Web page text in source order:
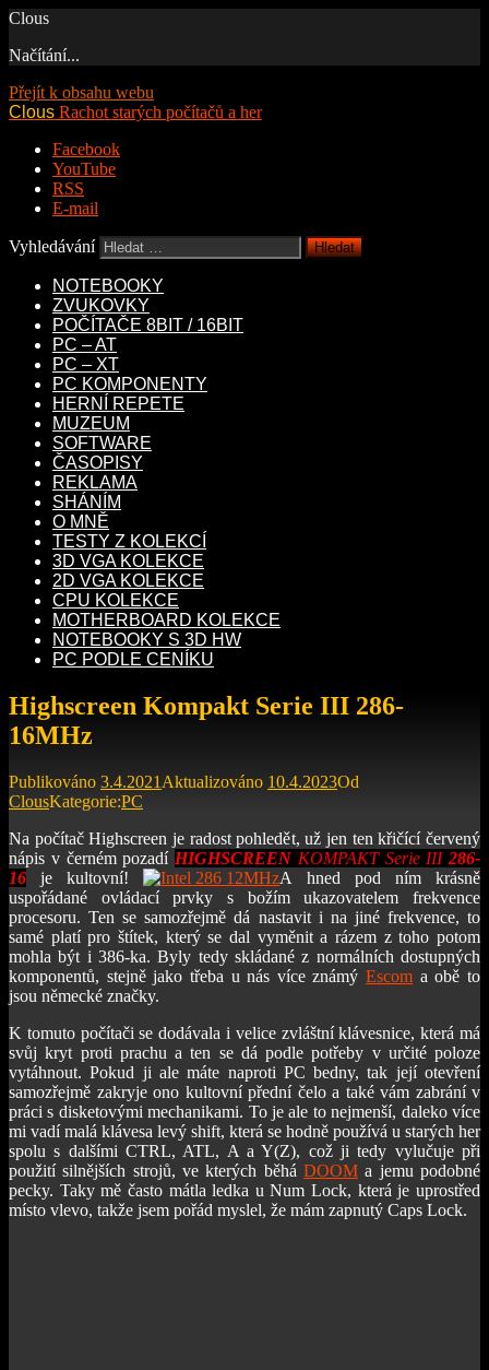
Clous
Načítání...
Přejít k obsahu webu
Clous Rachot starých počítačů a her
Facebook
YouTube
RSS
E-mail
Vyhledávání
NOTEBOOKY
ZVUKOVKY
POČÍTAČE 8BIT / 16BIT
PC – AT
PC – XT
PC KOMPONENTY
HERNÍ REPETE
MUZEUM
SOFTWARE
ČASOPISY
REKLAMA
SHÁNÍM
O MNĚ
TESTY Z KOLEKCÍ
3D VGA KOLEKCE
2D VGA KOLEKCE
CPU KOLEKCE
MOTHERBOARD KOLEKCE
NOTEBOOKY S 3D HW
PC PODLE CENÍKU
Highscreen Kompakt Serie III 286-
16MHz
Publikováno 3.4.2021 Aktualizováno 10.4.2023Od
ClousKategorie:PC
Na počítač Highscreen je radost pohledět, už jen ten křičící červený
nápis v černém pozadí HIGHSCREEN KOMPAKT Serie III 286-
16
je kultovní!
A hned pod ním krásně
uspořádané ovládací prvky s božím ukazovatelem frekvence
procesoru. Ten se samozřejmě dá nastavit i na jiné frekvence, to
samé platí pro štítek, který se dal vyměnit a rázem z toho potom
mohla být i 386-ka. Byly tedy skládané z normálních dostupných
komponentů, stejně jako třeba u nás více známýEscom a obě to
jsou německé značky.
K tomuto počítači se dodávala i velice zvláštní klávesnice, která má
svůj kryt proti prachu a ten se dá podle potřeby v určité poloze
vytáhnout. Pokud ji ale máte naproti PC bedny, tak její otevření
samozřejmě zakryje ono kultovní přední čelo a také vám zabrání v
práci s disketovými mechanikami. To je ale to nejmenší, daleko více
mi vadí malá klávesa levý shift, která se hodně používá u starých her
spolu s dalšími CTRL, ATL, A a Y(Z), což ji tedy vylučuje při
použití silnějších strojů, ve kterých běhá DOOM a jemu podobné
pecky. Taky mě často mátla ledka u Num Lock, která je uprostřed
místo vlevo, takže jsem pořád myslel, že mám zapnutý Caps Lock.